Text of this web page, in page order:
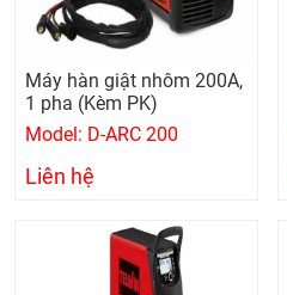
Máy hàn giật nhôm 200A,
1 pha (Kèm PK)
Model: D-ARC 200
Liên hệ